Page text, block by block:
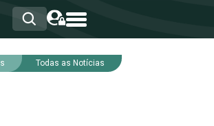
Todas as Notícias